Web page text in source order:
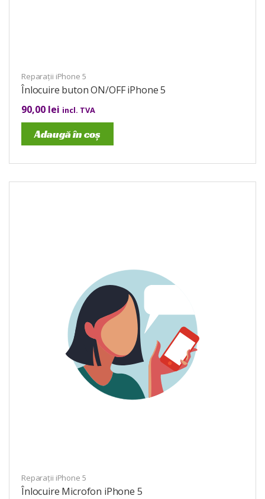
Reparații iPhone 5
Înlocuire buton ON/OFF iPhone 5
90,00 lei incl. TVA
Adaugă în coș
Reparații iPhone 5
Înlocuire Microfon iPhone 5